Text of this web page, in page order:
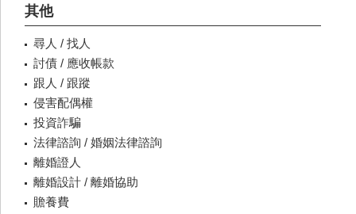
其他
尋人 / 找人
討債 / 應收帳款
跟人 / 跟蹤
侵害配偶權
投資詐騙
法律諮詢 / 婚姻法律諮詢
離婚證人
離婚設計 / 離婚協助
贍養費